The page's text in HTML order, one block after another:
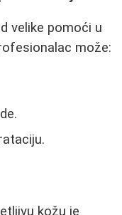
velike pomoći u
može:
kožu je